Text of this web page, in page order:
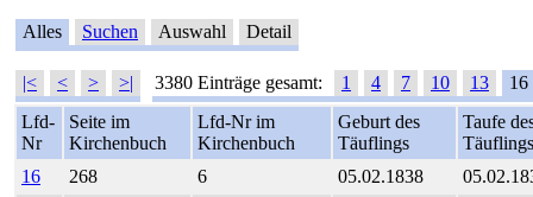
Alles Suchen Auswahl Detail
|< < > >| 3380 Einträge gesamt: 1 4 7 10 13
16
Lfd-
Nr
Seite im
Kirchenbuch
Lfd-Nr im
Kirchenbuch
Geburt des
Täuflings
Taufe
Täuflings
16
268 6 05.02.1838